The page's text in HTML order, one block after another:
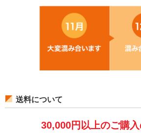
送料について
30,000円以上のご購入